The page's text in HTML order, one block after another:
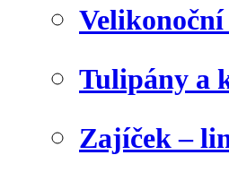
Tulipány a
Zajíček –